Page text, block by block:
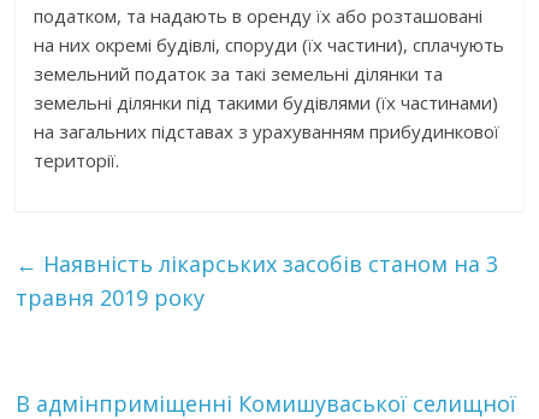
податком, та надають в оренду їх або розташовані
на них окремі будівлі, споруди (їх частини), сплачують
земельний податок за такі земельні ділянки та
земельні ділянки під такими будівлями (їх частинами)
на загальних підставах з урахуванням прибудинкової
території.
← Наявність лікарських засобів станом на 3
травня 2019 року
В адмінприміщенні Комишуваської селищної